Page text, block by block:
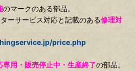
のマークのある部品。
ーサービス対応と記載のある修理対
price.php
専用・販売停止中・生産終了の部品。